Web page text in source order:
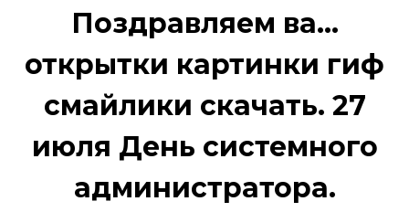
Поздравляем ва...
открытки картинки гиф
смайлики скачать. 27
июля День системного
администратора.